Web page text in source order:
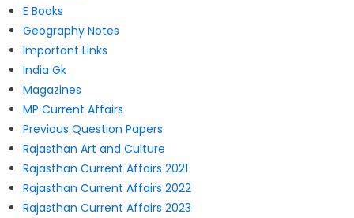
E Books
Geography Notes
Important Links
India Gk
Magazines
MP Current Affairs
Previous Question Papers
Rajasthan Art and Culture
Rajasthan Current Affairs 2021
Rajasthan Current Affairs 2022
Rajasthan Current Affairs 2023